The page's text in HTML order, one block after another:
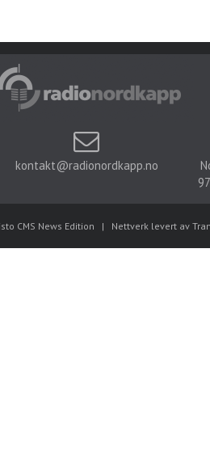
kontakt@radionordkapp.no
CMS News Edition | Nettverk levert av